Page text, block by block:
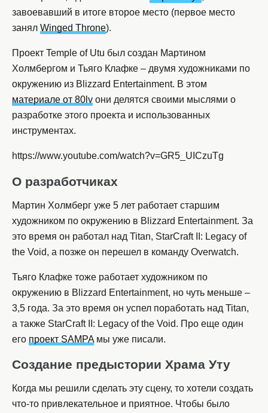
завоевавший в итоге второе место (первое место
занял Winged Throne).
Проект Temple of Utu был создан Мартином
Холмбергом и Тьяго Клафке – двумя художниками по
окружению из Blizzard Entertainment. В этом
материале от 80lv они делятся своими мыслями о
разработке этого проекта и использованных
инструментах.
https://www.youtube.com/watch?v=GR5_UICzuTg
О разработчиках
Мартин Холмберг уже 5 лет работает старшим
художником по окружению в Blizzard Entertainment. За
это время он работал над Titan, StarCraft II: Legacy of
the Void, а позже он перешел в команду Overwatch.
Тьяго Клафке тоже работает художником по
окружению в Blizzard Entertainment, но чуть меньше –
3,5 года. За это время он успел поработать над Titan,
а также StarCraft II: Legacy of the Void. Про еще один
его проект SAMPAмы уже писали.
Создание предыстории Храма Уту
Когда мы решили сделать эту сцену, то хотели создать
что-то привлекательное и приятное. Чтобы было